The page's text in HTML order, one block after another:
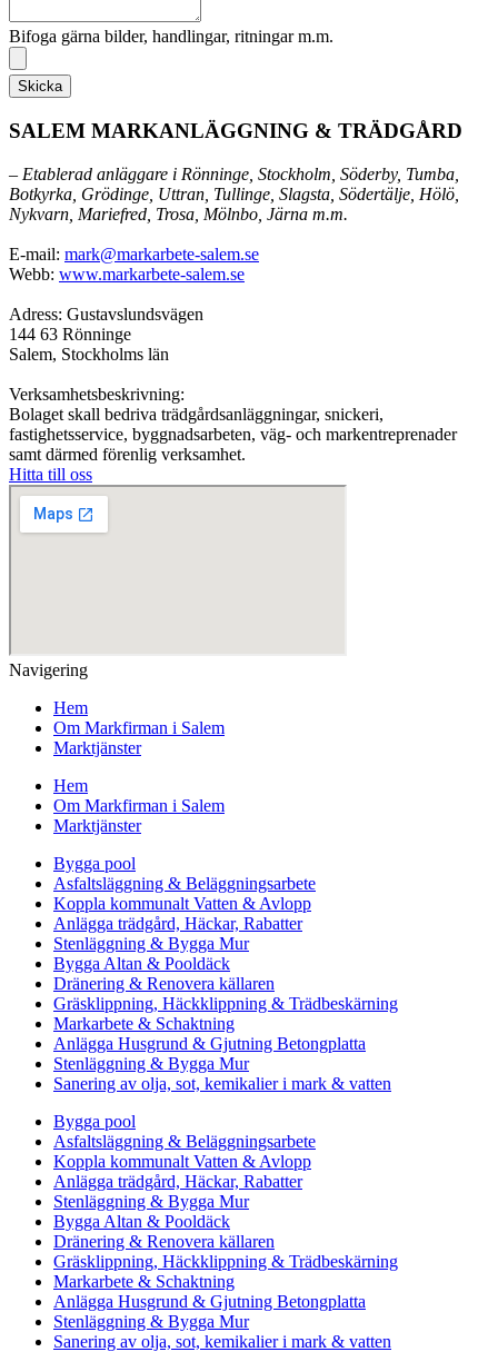
Bifoga gärna bilder, handlingar, ritningar m.m.
Skicka
SALEM MARKANLÄGGNING & TRÄDGÅRD
– Etablerad anläggare i Rönninge, Stockholm, Söderby, Tumba,
Botkyrka, Grödinge, Uttran, Tullinge, Slagsta, Södertälje, Hölö,
Nykvarn, Mariefred, Trosa, Mölnbo, Järna m.m.
E-mail: mark@markarbete-salem.se
Webb: www.markarbete-salem.se
Adress: Gustavslundsvägen
144 63 Rönninge
Salem, Stockholms län
Verksamhetsbeskrivning:
Bolaget skall bedriva trädgårdsanläggningar, snickeri,
fastighetsservice, byggnadsarbeten, väg- och markentreprenader
samt därmed förenlig verksamhet.
Hitta till oss
Navigering
Hem
Om Markfirman i Salem
Marktjänster
Hem
Om Markfirman i Salem
Marktjänster
Bygga pool
Asfaltsläggning & Beläggningsarbete
Koppla kommunalt Vatten & Avlopp
Anlägga trädgård, Häckar, Rabatter
Stenläggning & Bygga Mur
Bygga Altan & Pooldäck
Dränering & Renovera källaren
Gräsklippning, Häckklippning & Trädbeskärning
Markarbete & Schaktning
Anlägga Husgrund & Gjutning Betongplatta
Stenläggning & Bygga Mur
Sanering av olja, sot, kemikalier i mark & vatten
Bygga pool
Asfaltsläggning & Beläggningsarbete
Koppla kommunalt Vatten & Avlopp
Anlägga trädgård, Häckar, Rabatter
Stenläggning & Bygga Mur
Bygga Altan & Pooldäck
Dränering & Renovera källaren
Gräsklippning, Häckklippning & Trädbeskärning
Markarbete & Schaktning
Anlägga Husgrund & Gjutning Betongplatta
Stenläggning & Bygga Mur
Sanering av olja, sot, kemikalier i mark & vatten